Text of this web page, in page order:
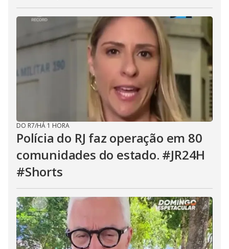
DO R7/HÁ 1 HORA
Polícia do RJ faz operação em 80
comunidades do estado. #JR24H
#Shorts